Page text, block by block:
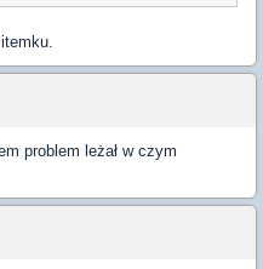
problem leżał w czym